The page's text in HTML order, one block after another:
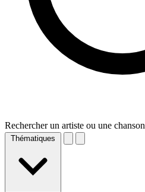
Rechercher un artiste ou une chanson
Thématiques